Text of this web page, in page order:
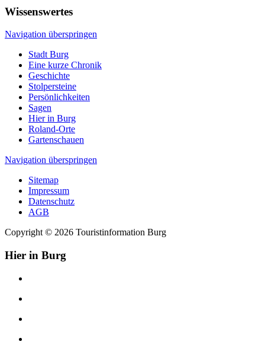
Wissenswertes
Navigation überspringen
Stadt Burg
Eine kurze Chronik
Geschichte
Stolpersteine
Persönlichkeiten
Sagen
Hier in Burg
Roland-Orte
Gartenschauen
Navigation überspringen
Sitemap
Impressum
Datenschutz
AGB
Copyright © 2026 Touristinformation Burg
Hier in Burg